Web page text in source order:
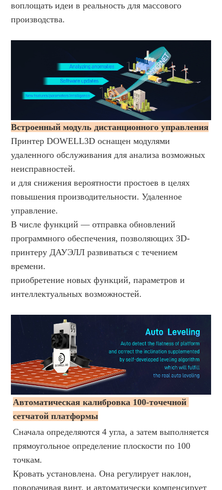
воплощать идеи в реальность для массового
производства.
Встроенный модуль дистанционного управления
Принтер DOWELL3D оснащен модулями
удаленного обслуживания для анализа возможных
неисправностей.
и для снижения вероятности простоев в целях
повышения производительности. Удаленное
управление.
В числе функций — отправка обновлений
программного обеспечения, позволяющих 3D-
принтеру ДАУЭЛЛ развиваться с течением
времени.
приобретение новых функций, параметров и
интеллектуальных возможностей.
Автоматическая калибровка 100-точечной
сетчатой ​​платформы
Сначала определяются 4 угла, а затем выполняется
прямоугольное определение плоскости по 100
точкам.
Кровать установлена. Она регулирует наклон,
поворачивая винт, и автоматически компенсирует